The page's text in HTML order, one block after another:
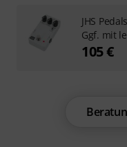
JHS
Ggf. mit
105 €